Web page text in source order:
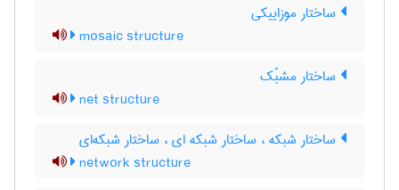
ساختار موزاییکی
mosaic structure
ساختار مشبّک
net structure
ساختار شبکه ، ساختار شبکه ای ، ساختار شبکه‌ای
network structure